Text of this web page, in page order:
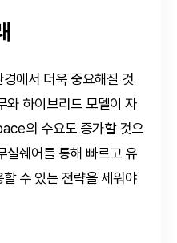
에서 더욱 중요해질 것
와 하이브리드 모델이 자
의 수요도 증가할 것으
실쉐어를 통해 빠르고 유
수 있는 전략을 세워야